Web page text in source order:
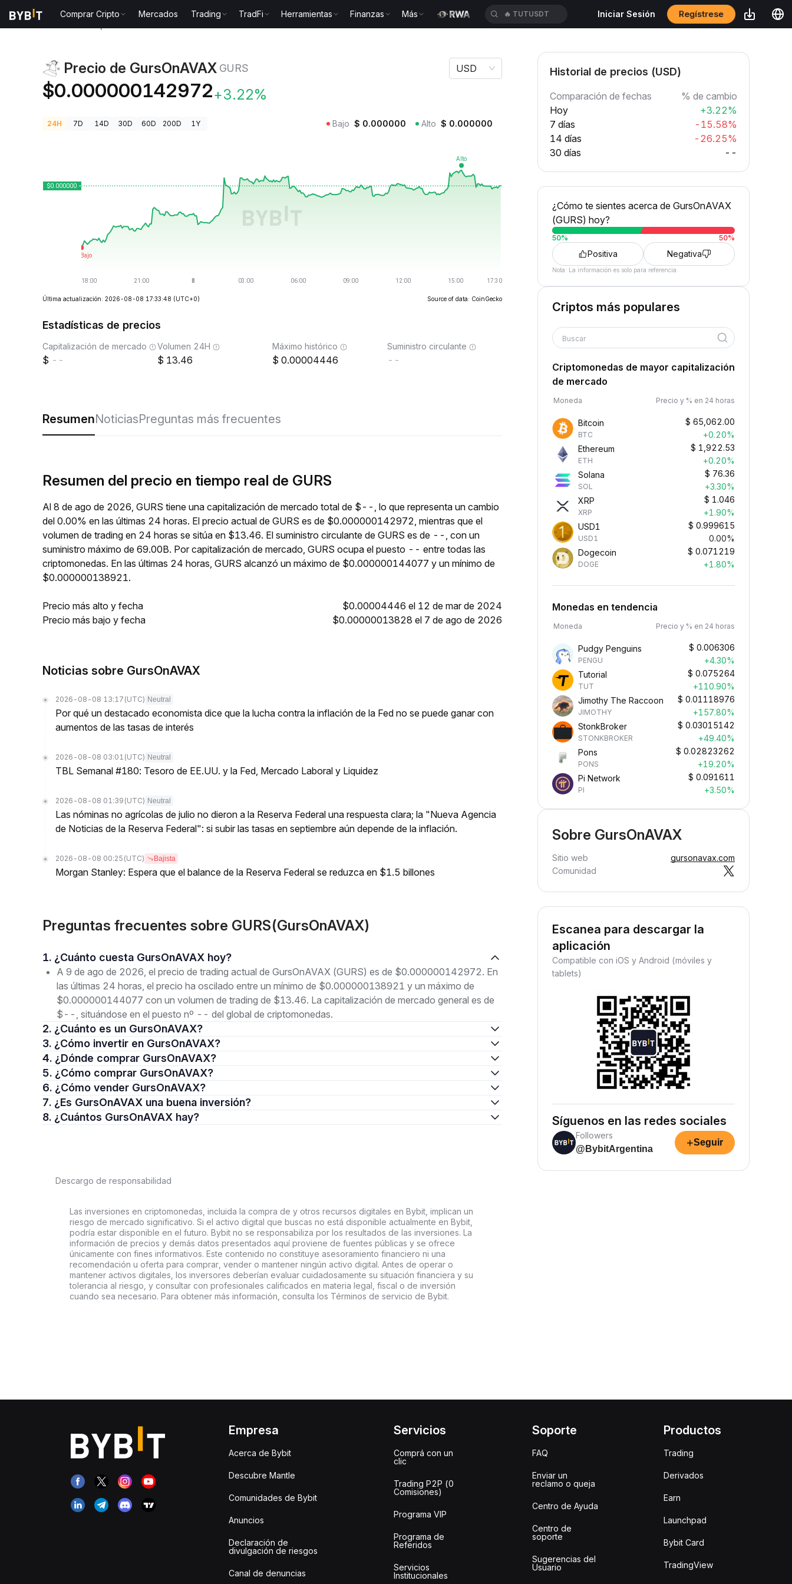
Comprar Cripto Mercados Trading TradFi Herramientas Finanzas Más 🔥 TUTUSDT Iniciar Sesión Regístrese
Precio de GursOnAVAX GURS
$0.000000142972+3.22%
USD
24H 7D 14D 30D 60D 200D 1Y Bajo $ 0.000000 Alto $ 0.000000
Última actualización: 2026-08-08 17:33:48 (UTC+0) Source of data: CoinGecko
Estadísticas de precios
Capitalización de mercado
--
Volumen 24H
13.46
Máximo histórico
0.00004446
Suministro circulante
--
ResumenNoticiasPreguntas más frecuentes
Resumen del precio en tiempo real de GURS
Al 8 de ago de 2026, GURS tiene una capitalización de mercado total de $--, lo que representa un cambio
del 0.00% en las últimas 24 horas. El precio actual de GURS es de $0.000000142972, mientras que el
volumen de trading en 24 horas se sitúa en $13.46. El suministro circulante de GURS es de --, con un
suministro máximo de 69.00B. Por capitalización de mercado, GURS ocupa el puesto -- entre todas las
criptomonedas. En las últimas 24 horas, GURS alcanzó un máximo de $0.000000144077 y un mínimo de
$0.000000138921.
Precio más alto y fecha
$0.00004446 el 12 de mar de 2024
Precio más bajo y fecha
$0.00000013828 el 7 de ago de 2026
Noticias sobre GursOnAVAX
2026-08-08 13:17 (UTC) Neutral
Por qué un destacado economista dice que la lucha contra la inflación de la Fed no se puede ganar con
aumentos de las tasas de interés
2026-08-08 03:01 (UTC) Neutral
TBL Semanal #180: Tesoro de EE.UU. y la Fed, Mercado Laboral y Liquidez
2026-08-08 01:39 (UTC) Neutral
Las nóminas no agrícolas de julio no dieron a la Reserva Federal una respuesta clara; la "Nueva Agencia
de Noticias de la Reserva Federal": si subir las tasas en septiembre aún depende de la inflación.
2026-08-08 00:25 (UTC) Bajista
Morgan Stanley: Espera que el balance de la Reserva Federal se reduzca en $1.5 billones
Preguntas frecuentes sobre GURS(GursOnAVAX)
1. ¿Cuánto cuesta GursOnAVAX hoy?
A 9 de ago de 2026, el precio de trading actual de GursOnAVAX (GURS) es de $0.000000142972. En
las últimas 24 horas, el precio ha oscilado entre un mínimo de $0.000000138921 y un máximo de
$0.000000144077 con un volumen de trading de $13.46. La capitalización de mercado general es de
$--, situándose en el puesto nº -- del global de criptomonedas.
2. ¿Cuánto es un GursOnAVAX?
3. ¿Cómo invertir en GursOnAVAX?
4. ¿Dónde comprar GursOnAVAX?
5. ¿Cómo comprar GursOnAVAX?
6. ¿Cómo vender GursOnAVAX?
7. ¿Es GursOnAVAX una buena inversión?
8. ¿Cuántos GursOnAVAX hay?
Descargo de responsabilidad
Las inversiones en criptomonedas, incluida la compra de y otros recursos digitales en Bybit, implican un
riesgo de mercado significativo. Si el activo digital que buscas no está disponible actualmente en Bybit,
podría estar disponible en el futuro. Bybit no se responsabiliza por los resultados de las inversiones. La
información de precios y demás datos presentados aquí proviene de fuentes públicas y se ofrece
únicamente con fines informativos. Este contenido no constituye asesoramiento financiero ni una
recomendación u oferta para comprar, vender o mantener ningún activo digital. Antes de operar o
mantener activos digitales, los inversores deberían evaluar cuidadosamente su situación financiera y su
tolerancia al riesgo, y consultar con profesionales calificados en materia legal, fiscal o de inversión
cuando sea necesario. Para obtener más información, consulta los Términos de servicio de Bybit.
Historial de precios (USD)
Comparación de fechas
% de cambio
Hoy
+3.22%
7 días
-15.58%
14 días
-26.25%
30 días
--
¿Cómo te sientes acerca de GursOnAVAX
(GURS) hoy?
50% 50%
Positiva Negativa
Nota: La información es solo para referencia.
Criptos más populares
Buscar
Criptomonedas de mayor capitalización
de mercado
Moneda Precio y % en 24 horas
Bitcoin
BTC
$ 65,062.00
+0.20%
Ethereum
ETH
$ 1,922.53
+0.20%
Solana
SOL
$ 76.36
+3.30%
XRP
XRP
$ 1.046
+1.90%
USD1
USD1
$ 0.999615
0.00%
Dogecoin
DOGE
$ 0.071219
+1.80%
Monedas en tendencia
Moneda Precio y % en 24 horas
Pudgy Penguins
PENGU
$ 0.006306
+4.30%
Tutorial
TUT
$ 0.075264
+110.90%
Jimothy The Raccoon
JIMOTHY
$ 0.01118976
+157.80%
StonkBroker
STONKBROKER
$ 0.03015142
+49.40%
Pons
PONS
$ 0.02823262
+19.20%
Pi Network
PI
$ 0.091611
+3.50%
Sobre GursOnAVAX
Sitio web
gursonavax.com
Comunidad
Escanea para descargar la
aplicación
Compatible con iOS y Android (móviles y
tablets)
Síguenos en las redes sociales
Followers
@BybitArgentina
+Seguir
Empresa
Acerca de Bybit
Descubre Mantle
Comunidades de Bybit
Anuncios
Declaración de
divulgación de riesgos
Canal de denuncias
Servicios
Comprá con un
clic
Trading P2P (0
Comisiones)
Programa VIP
Programa de
Referidos
Servicios
Institucionales
Soporte
FAQ
Enviar un
reclamo o queja
Centro de Ayuda
Centro de
soporte
Sugerencias del
Usuario
Productos
Trading
Derivados
Earn
Launchpad
Bybit Card
TradingView